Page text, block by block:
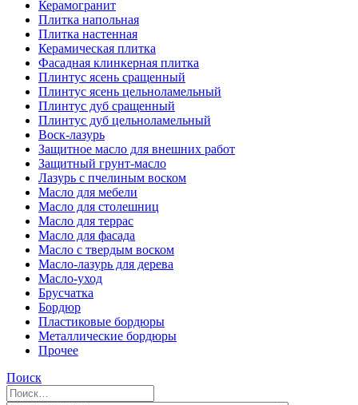
Керамогранит
Плитка напольная
Плитка настенная
Керамическая плитка
Фасадная клинкерная плитка
Плинтус ясень сращенный
Плинтус ясень цельноламельный
Плинтус дуб сращенный
Плинтус дуб цельноламельный
Воск-лазурь
Защитное масло для внешних работ
Защитный грунт-масло
Лазурь с пчелиным воском
Масло для мебели
Масло для столешниц
Масло для террас
Масло для фасада
Масло с твердым воском
Масло-лазурь для дерева
Масло-уход
Брусчатка
Бордюр
Пластиковые бордюры
Металлические бордюры
Прочее
Поиск